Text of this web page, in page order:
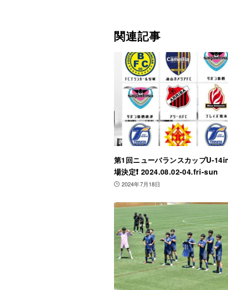
関連記事
第1回ニューバランスカップU-
場決定❗️ 2024.08.02-04.fri-sun
2024年7月18日